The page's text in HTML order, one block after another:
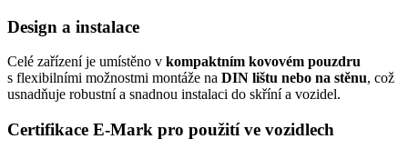
Design a instalace
Celé zařízení je umístěno v kompaktním kovovém pouzdru
s flexibilními možnostmi montáže na DIN lištu nebo na stěnu, což
usnadňuje robustní a snadnou instalaci do skříní a vozidel.
Certifikace E-Mark pro použití ve vozidlech